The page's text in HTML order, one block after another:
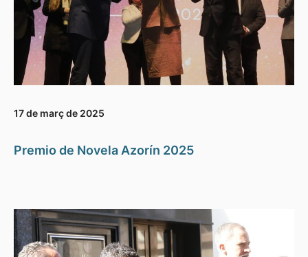
17 de març de 2025
Premio de Novela Azorín 2025